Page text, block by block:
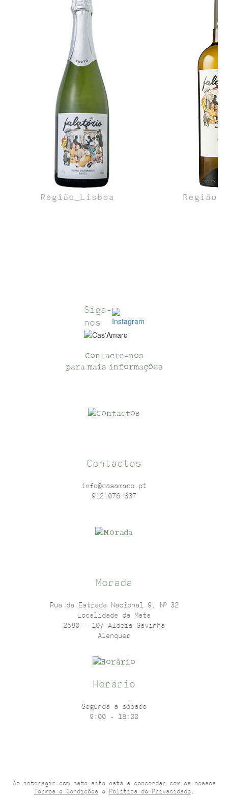
Siga-
nos
Contacte-nos
para mais informações
Contactos
info@casamaro.pt
912 076 837
Morada
Rua da Estrada Nacional 9, Nº 32
Localidade da Mata
2580 - 107 Aldeia Gavinha
Alenquer
Horário
Segunda a sábado
9:00 - 18:00
Ao interagir com este site está a concordar com os nossos
Termos e Condições e Política de Privacidade.